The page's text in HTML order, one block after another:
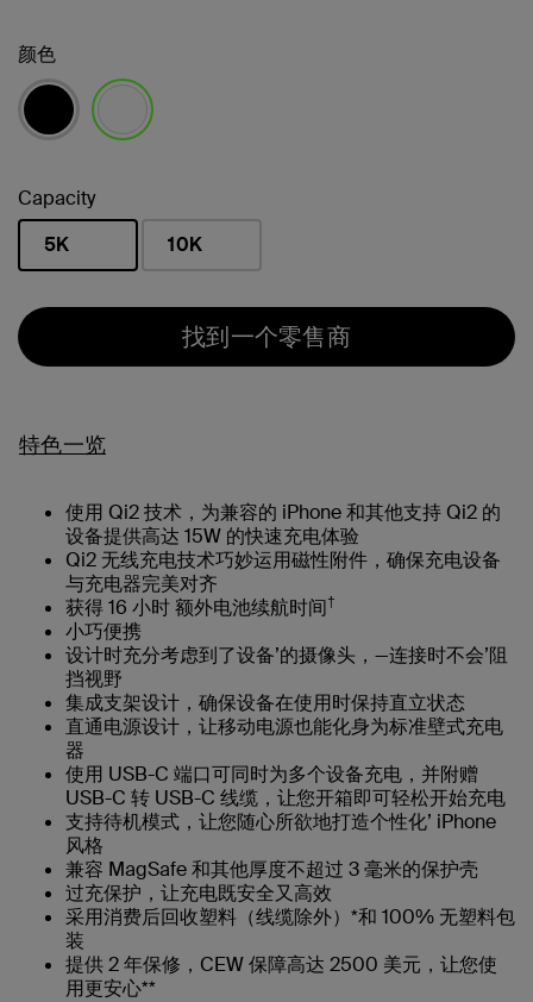
颜色
Capacity
5K
10K
找到一个零售商
特色一览
使用 Qi2 技术，为兼容的 iPhone 和其他支持 Qi2 的
设备提供高达 15W 的快速充电体验
Qi2 无线充电技术巧妙运用磁性附件，确保充电设备
与充电器完美对齐
获得 16 小时 额外电池续航时间†
小巧便携
设计时充分考虑到了设备’的摄像头，—连接时不会’阻
挡视野
集成支架设计，确保设备在使用时保持直立状态
直通电源设计，让移动电源也能化身为标准壁式充电
器
使用 USB-C 端口可同时为多个设备充电，并附赠
USB-C 转 USB-C 线缆，让您开箱即可轻松开始充电
支持待机模式，让您随心所欲地打造个性化’ iPhone
风格
兼容 MagSafe 和其他厚度不超过 3 毫米的保护壳
过充保护，让充电既安全又高效
采用消费后回收塑料（线缆除外）*和 100% 无塑料包
装
提供 2 年保修，CEW 保障高达 2500 美元，让您使
用更安心**